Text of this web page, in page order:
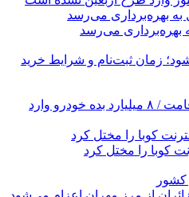
بهره‌برداری می‌رسد
زمان ثبت‌نام و شرایط خرید
کاسبی خارج‌نشین‌ها با سهمیه اقامت / ۸ میلیارد بده خودرو وارد
کوبا را مختل کرد